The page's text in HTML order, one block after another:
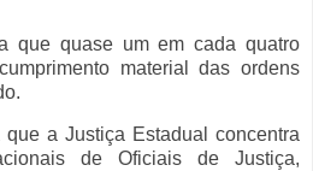
que quase um em cada quatro
material das ordens
a Justiça Estadual concentra
de Oficiais de Justiça,